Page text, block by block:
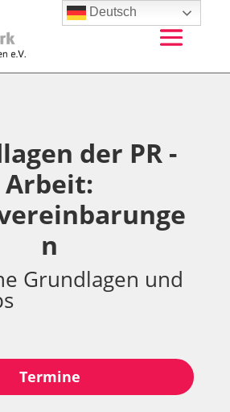
der PR -
Arbeit:
n
Grundlagen und
Termine
Deutsch